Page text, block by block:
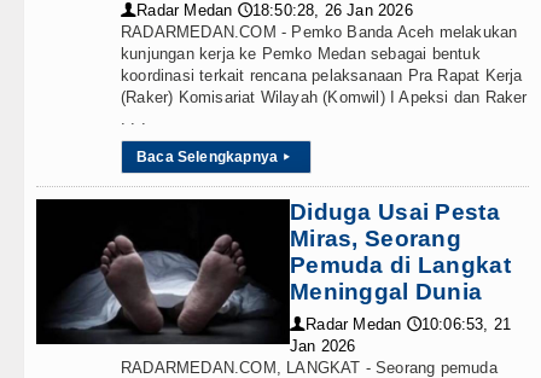
👤 Radar Medan 🕔18:50:28, 26 Jan 2026
RADARMEDAN.COM - Pemko Banda Aceh melakukan
kunjungan kerja ke Pemko Medan sebagai bentuk
koordinasi terkait rencana pelaksanaan Pra Rapat Kerja
(Raker) Komisariat Wilayah (Komwil) I Apeksi dan Raker
. . .
Baca Selengkapnya ▸
Diduga Usai Pesta
Miras, Seorang
Pemuda di Langkat
Meninggal Dunia
👤 Radar Medan 🕔10:06:53, 21
Jan 2026
RADARMEDAN.COM, LANGKAT - Seorang pemuda